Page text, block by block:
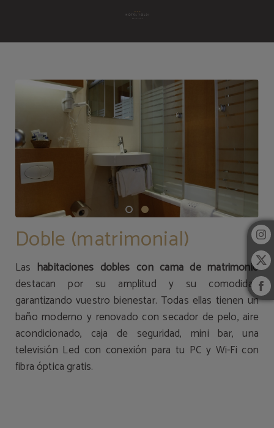
Doble (matrimonial)
Lashabitaciones dobles con cama de matrimonio
destacan por su amplitud y su comodidad
garantizando vuestro bienestar. Todas ellas tienen un
baño moderno y renovado con secador de pelo, aire
acondicionado, caja de seguridad, mini bar, una
televisión Led con conexión para tu PC y Wi-Fi con
fibra óptica gratis.